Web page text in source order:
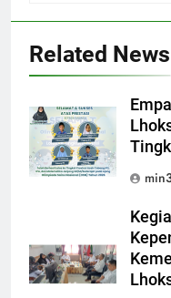
Related News